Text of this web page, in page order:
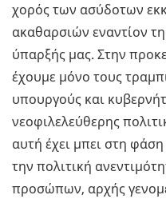
χορός των ασύδοτων
ακαθαρσιών εναντίον
ύπαρξής μας. Στην
έχουμε μόνο τους
υπουργούς και
νεοφιλελεύθερης
αυτή έχει μπει στη
την πολιτική
προσώπων, αρχής